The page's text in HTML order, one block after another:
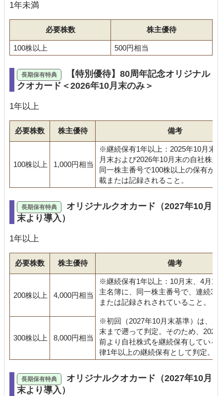
1年未満
必要株数 株主優待
100株以上 500円相当
【特別優待】80周年記念オリジナル
クオカード＜2026年10月末のみ＞
1年以上
必要株数 株主優待 備考
100株以上 1,000円相当
※継続保有1年以上：2025年10月末
月末および2026年10月末の自社株主
同一株主番号で100株以上の保有が
載または記録されること。
オリジナルクオカード（2027年10月
末より導入）
1年以上
必要株数 株主優待 備考
200株以上 4,000円相当
※継続保有1年以上：10月末、4月末
主名簿に、同一株主番号で、連続3
または記録されされていること。
※初回（2027年10月末基準）は、
末まで遡って判定。そのため、2026
前より自社株式を継続保有している
律1年以上の継続保有として判定。
300株以上 8,000円相当
オリジナルクオカード（2027年10月
末より導入）